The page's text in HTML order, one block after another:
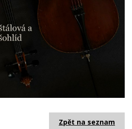
Zpět na seznam